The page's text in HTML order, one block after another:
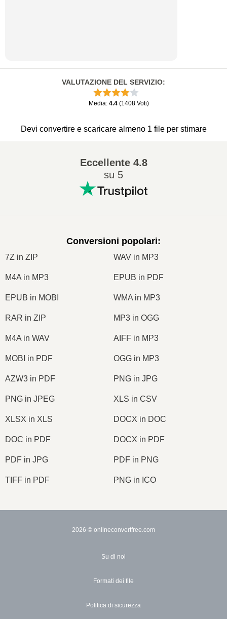
VALUTAZIONE DEL SERVIZIO:
Media: 4.4 (1408 Voti)
Devi convertire e scaricare almeno 1 file per stimare
Eccellente4.8
su 5
Conversioni popolari:
7Z in ZIP WAV in MP3
M4A in MP3 EPUB in PDF
EPUB in MOBI WMA in MP3
RAR in ZIP MP3 in OGG
M4A in WAV AIFF in MP3
MOBI in PDF OGG in MP3
AZW3 in PDF PNG in JPG
PNG in JPEG XLS in CSV
XLSX in XLS DOCX in DOC
DOC in PDF DOCX in PDF
PDF in JPG PDF in PNG
TIFF in PDF PNG in ICO
2026 © onlineconvertfree.com
Su di noi
Formati dei file
Politica di sicurezza